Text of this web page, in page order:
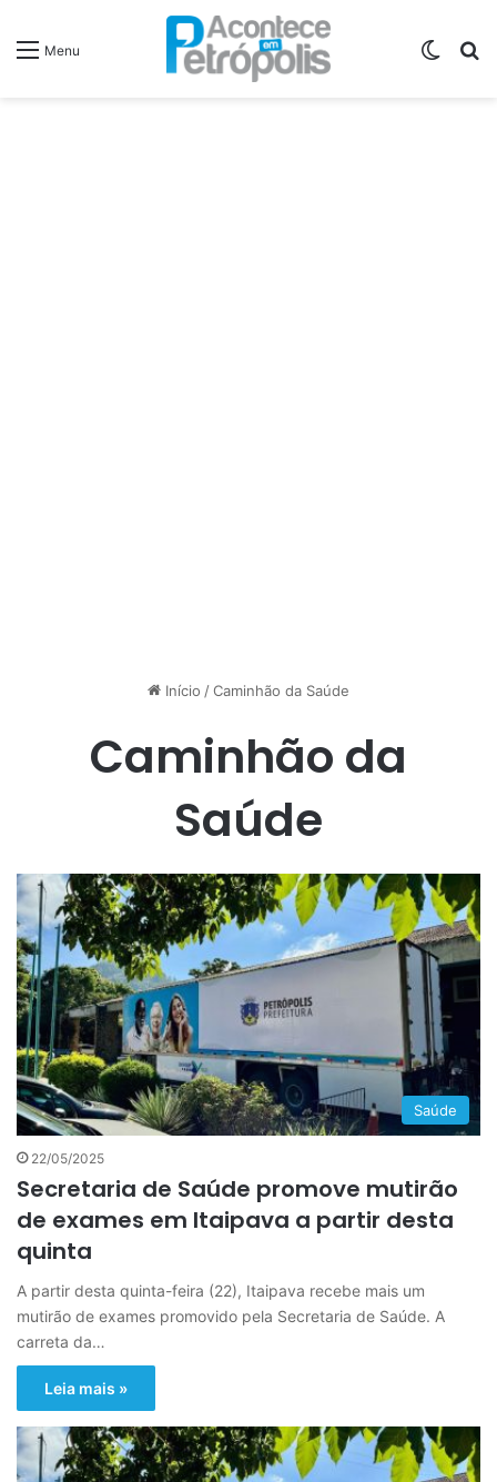
Menu
Início /Caminhão da Saúde
Caminhão da
Saúde
Saúde
22/05/2025
Secretaria de Saúde promove mutirão
de exames em Itaipava a partir desta
quinta
A partir desta quinta-feira (22), Itaipava recebe mais um
mutirão de exames promovido pela Secretaria de Saúde. A
carreta da…
Leia mais »